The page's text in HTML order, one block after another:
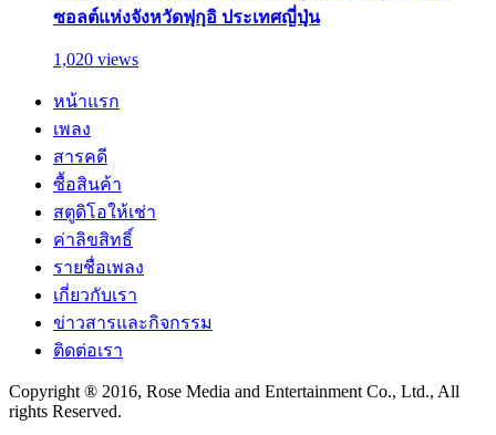
ซอลต์แห่งจังหวัดฟุกุอิ ประเทศญี่ปุ่น
1,020 views
หน้าแรก
เพลง
สารคดี
ซื้อสินค้า
สตูดิโอให้เช่า
ค่าลิขสิทธิ์
รายชื่อเพลง
เกี่ยวกับเรา
ข่าวสารและกิจกรรม
ติดต่อเรา
Copyright ® 2016, Rose Media and Entertainment Co., Ltd., All
rights Reserved.